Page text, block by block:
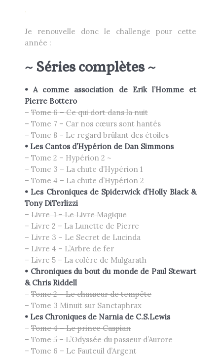
.
Je renouvelle donc le challenge pour cette
année :
~ Séries complètes ~
• A comme association de Erik l’Homme et
Pierre Bottero
– Tome 6 – Ce qui dort dans la nuit
– Tome 7 – Car nos cœurs sont hantés
– Tome 8 – Le regard brûlant des étoiles
• Les Cantos d’Hypérion de Dan Simmons
– Tome 2 – Hypérion 2 ~
– Tome 3 – La chute d’Hypérion 1
– Tome 4 – La chute d’Hypérion 2
• Les Chroniques de Spiderwick d’Holly Black &
TonyDiTerlizzi
– Livre 1 – Le Livre Magique
– Livre 2 – La Lunette de Pierre
– Livre 3 – Le Secret de Lucinda
– Livre 4 – L’Arbre de fer
– Livre 5 – La colère de Mulgarath
• Chroniques du bout du monde de Paul Stewart
& Chris Riddell
– Tome 2 – Le chasseur de tempête
– Tome 3 Minuit sur Sanctaphrax
• Les Chroniques de Narnia de C.S.Lewis
– Tome 4 – Le prince Caspian
– Tome 5 – L’Odyssée du passeur d’Aurore
– Tome 6 – Le Fauteuil d’Argent